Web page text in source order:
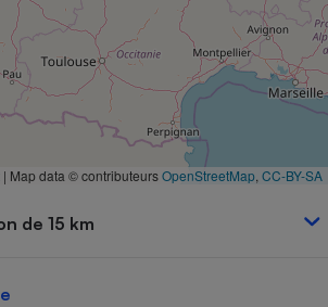
| Map data © contributeursOpenStreetMap CC-BY-SA
de 15 km
Complément
alimentaire
Assurance emprunteur
Petit électroménager -
Mutuelle